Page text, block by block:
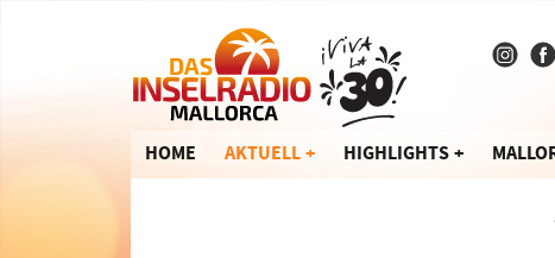
HOME AKTUELL HIGHLIGHTS